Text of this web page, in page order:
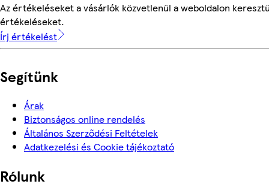
Az értékeléseket a vásárlók közvetlenül a weboldalon
értékeléseket.
Írj értékelést
Segítünk
Árak
Biztonságos online rendelés
Általános Szerződési Feltételek
Adatkezelési és Cookie tájékoztató
Rólunk